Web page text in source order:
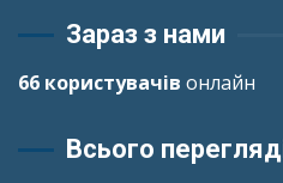
Зараз з нами
66 користувачів онлайн
Всього